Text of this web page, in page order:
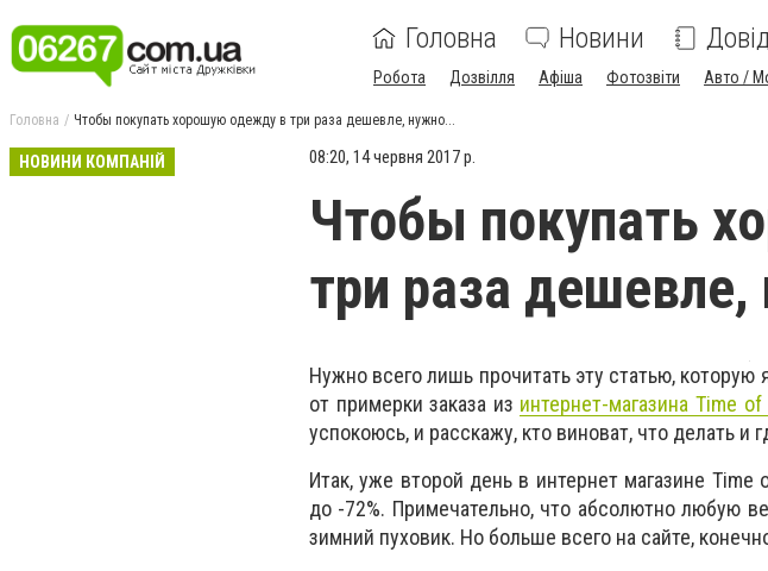
Головна Новини
Робота Дозвілля Афіша Фотозвіти Авто /
Головна Чтобы покупать хорошую одежду в три раза дешевле, нужно...
НОВИНИ КОМПАНІЙ 08:20, 14 червня 2017 р.
Чтобы покупать
три раза
Нужно всего лишь прочитать эту статью, которую
от примерки заказа из интернет-магазина Time
успокоюсь, и расскажу, кто виноват, что делать
Итак, уже второй день в интернет магазине
до -72%. Примечательно, что абсолютно любую
зимний пуховик. Но больше всего на сайте,